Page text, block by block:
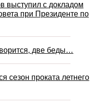
выступил с докладом
при Президенте по
две беды…
сезон проката летнего